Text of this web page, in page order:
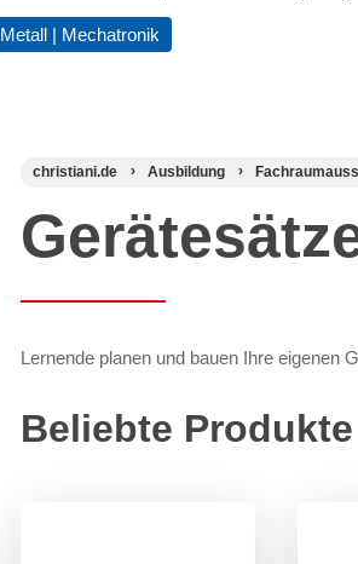
Metall | Mechatronik
christiani.de Ausbildung
Lernende planen und bauen Ihre eigenen
Beliebte Produkte